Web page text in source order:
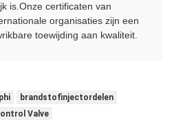
is.Onze certificaten van
organisaties zijn een
toewijding aan kwaliteit.
brandstofinjectordelen
Valve